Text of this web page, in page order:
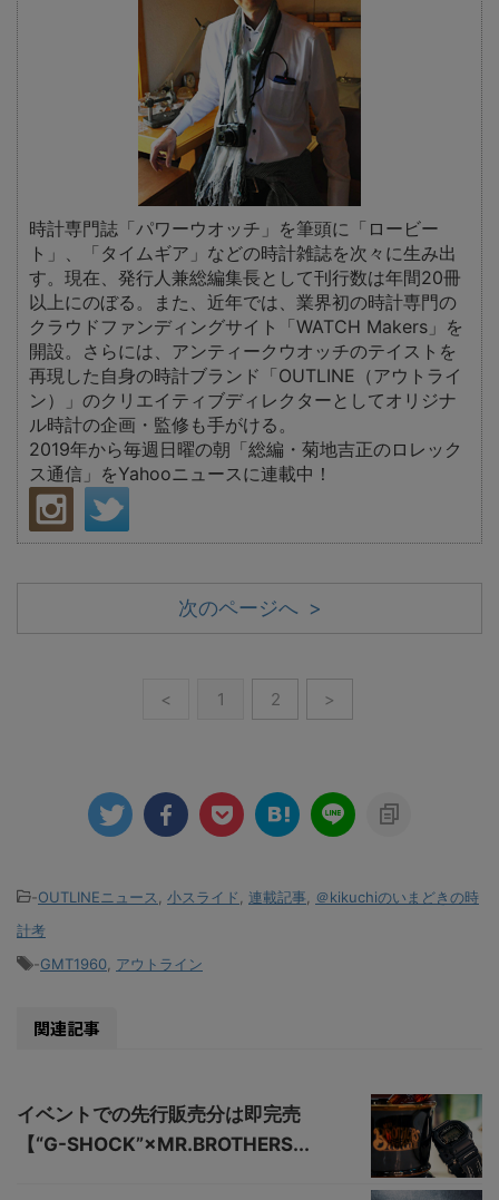
時計専門誌「パワーウオッチ」を筆頭に「ロービー
ト」、「タイムギア」などの時計雑誌を次々に生み出
す。現在、発行人兼総編集長として刊行数は年間20冊
以上にのぼる。また、近年では、業界初の時計専門の
クラウドファンディングサイト「WATCH Makers」を
開設。さらには、アンティークウオッチのテイストを
再現した自身の時計ブランド「OUTLINE（アウトライ
ン）」のクリエイティブディレクターとしてオリジナ
ル時計の企画・監修も手がける。
2019年から毎週日曜の朝「総編・菊地吉正のロレック
ス通信」をYahooニュースに連載中！
次のページへ >
< 1 2 >
-OUTLINEニュース 小スライド 連載記事
＠kikuchiのいまどきの時
計考
-GMT1960 アウトライン
関連記事
イベントでの先行販売分は即完売
【“G-SHOCK”×MR.BROTHERS...